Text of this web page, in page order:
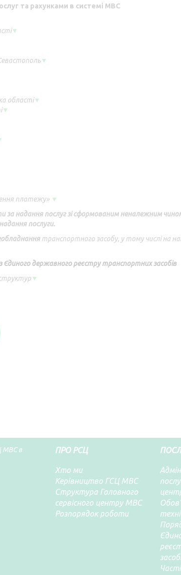
та рахунками в системі МВС
▼
▼
області▼
▼
платежу» ▼
за надання послуг зі сформованим неналежним
послуги.
транспортного засобу, у тому числі на
Єдиного державного реєстру транспортних засобів
▼
МВС в
ПРО РСЦ
Хто ми
Керівництво ГСЦ МВС
Структура Головного
сервісного центру МВС
Розпорядок роботи